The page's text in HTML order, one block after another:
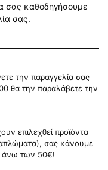
σας καθοδηγήσουμε
σας.
την παραγγελία σας
θα την παραλάβετε την
επιλεχθεί προϊόντα
σας κάνουμε
άνω των 50€!